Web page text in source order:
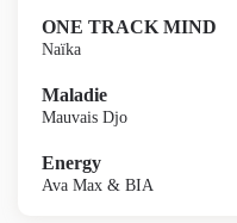
ONE TRACK MIND
Naïka
Maladie
Mauvais Djo
Energy
Ava Max & BIA